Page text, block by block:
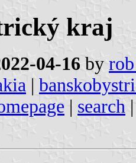
kraj
04-16 by
|
| search